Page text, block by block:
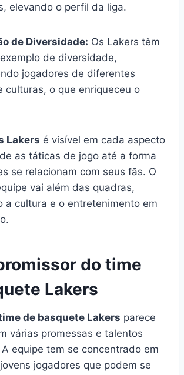
elevando o perfil da liga.
de Diversidade: Os Lakers têm
de diversidade,
jogadores de diferentes
culturas, o que enriqueceu o
Lakers é visível em cada aspecto
as táticas de jogo até a forma
se relacionam com seus fãs. O
vai além das quadras,
a cultura e o entretenimento em
do time
Lakers
de basquete Lakers parece
várias promessas e talentos
equipe tem se concentrado em
jogadores que podem se